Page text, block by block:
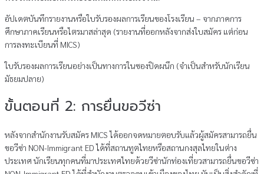
อัปเดตบันทึกรายงานหรือใบรับรองผลการเรียนของโรงเรียน – จากภาคการ
ศึกษาภาคเรียนหรือไตรมาสล่าสุด (รายงานที่ออกหลังจากส่งใบสมัคร แต่ก่อน
การลงทะเบียนที่ MICS)
ใบรับรองผลการเรียนอย่างเป็นทางการในซองปิดผนึก (จําเป็นสําหรับนักเรียน
มัธยมปลาย)
ขั้นตอนที่ 2: การยื่นขอวีซ่า
หลังจากสํานักงานรับสมัคร MICS ได้ออกจดหมายตอบรับแล้วผู้สมัครสามารถยื่น
ขอวีซ่า NON-Immigrant ED ได้ที่สถานทูตไทยหรือสถานกงสุลไทยในต่าง
ประเทศ นักเรียนทุกคนที่มาประเทศไทยด้วยวีซ่านักท่องเที่ยวสามารถยื่นขอวีซ่า